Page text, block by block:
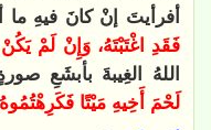
أفرأيتَ إنْ كانَ فيهِ
فَقَدِ اغْتَبْتَهُ، وَإِنْ لَمْ
اللهُ الغِيبةَ بأبشَعِ
لَحْمَ أَخِيهِ مَيْتًا فَكَرِهْتُمُوهُ